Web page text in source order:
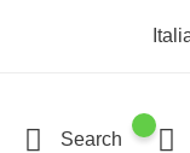
Search